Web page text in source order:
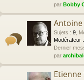
par Bobby
Antoine
Sujets : 9
Modérateur :
Dernier
par
Etienne